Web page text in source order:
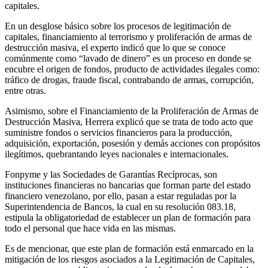
capitales.
En un desglose básico sobre los procesos de legitimación de
capitales, financiamiento al terrorismo y proliferación de armas de
destrucción masiva, el experto indicó que lo que se conoce
comúnmente como “lavado de dinero” es un proceso en donde se
encubre el origen de fondos, producto de actividades ilegales como:
tráfico de drogas, fraude fiscal, contrabando de armas, corrupción,
entre otras.
Asimismo, sobre el Financiamiento de la Proliferación de Armas de
Destrucción Masiva, Herrera explicó que se trata de todo acto que
suministre fondos o servicios financieros para la producción,
adquisición, exportación, posesión y demás acciones con propósitos
ilegítimos, quebrantando leyes nacionales e internacionales.
Fonpyme y las Sociedades de Garantías Recíprocas, son
instituciones financieras no bancarias que forman parte del estado
financiero venezolano, por ello, pasan a estar reguladas por la
Superintendencia de Bancos, la cual en su resolución 083.18,
estipula la obligatoriedad de establecer un plan de formación para
todo el personal que hace vida en las mismas.
Es de mencionar, que este plan de formación está enmarcado en la
mitigación de los riesgos asociados a la Legitimación de Capitales,